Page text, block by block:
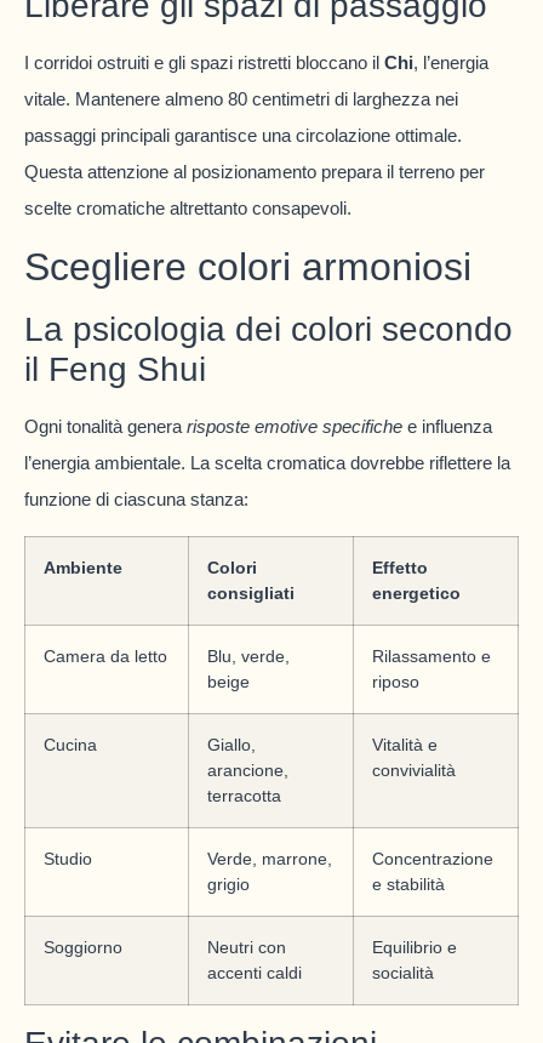
I corridoi ostruiti e gli spazi ristretti bloccano il Chi, l’energia
vitale. Mantenere almeno 80 centimetri di larghezza nei
passaggi principali garantisce una circolazione ottimale.
Questa attenzione al posizionamento prepara il terreno per
scelte cromatiche altrettanto consapevoli.
Scegliere colori armoniosi
La psicologia dei colori secondo
il Feng Shui
Ogni tonalità genera risposte emotive specifiche e influenza
l’energia ambientale. La scelta cromatica dovrebbe riflettere la
funzione di ciascuna stanza:
Ambiente
Colori
consigliati
Effetto
energetico
Camera da letto
Blu, verde,
beige
Rilassamento e
riposo
Cucina
Giallo,
arancione,
terracotta
Vitalità e
convivialità
Studio
Verde, marrone,
grigio
Concentrazione
e stabilità
Soggiorno
Neutri con
accenti caldi
Equilibrio e
socialità